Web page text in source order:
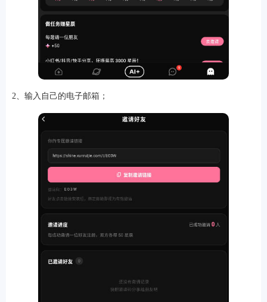
资讯2、输入自己的电子邮箱；